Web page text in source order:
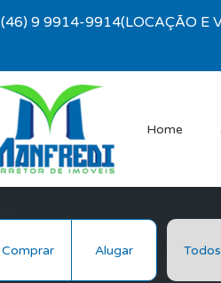
(46) 9 9914-9914(LOCAÇÃO E
Home
Comprar Alugar